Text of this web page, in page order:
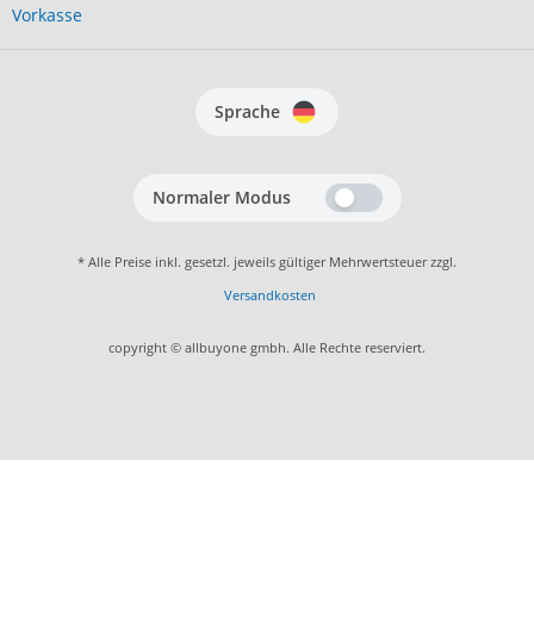
Vorkasse
Sprache
Normaler Modus
* Alle Preise inkl. gesetzl. jeweils gültiger Mehrwertsteuer zzgl.
Versandkosten
copyright © allbuyone gmbh. Alle Rechte reserviert.